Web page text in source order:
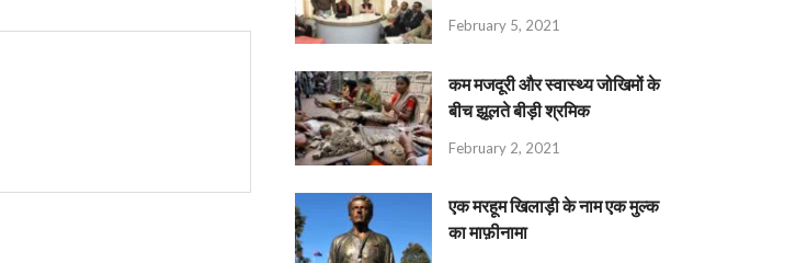
February 5, 2021
कम मजदूरी और स्वास्थ्य जोखिमों के
बीच झूलते बीड़ी श्रमिक
February 2, 2021
एक मरहूम खिलाड़ी के नाम एक मुल्क
का माफ़ीनामा